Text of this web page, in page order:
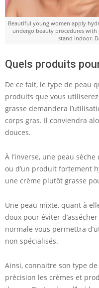
Beautiful young women apply
undergo beauty procedures
stand indoor.
Quels produits
De ce fait, le type de peau
produits que vous
grasse demandera
corps gras. Il conviendra
douces.
À l’inverse, une peau
ou d’un produit fortement
une crème plutôt grasse
Une peau mixte, quant à
doux pour éviter
normale vous permettra
non spécialisés.
Ainsi, connaitre son type
précision les crèmes et